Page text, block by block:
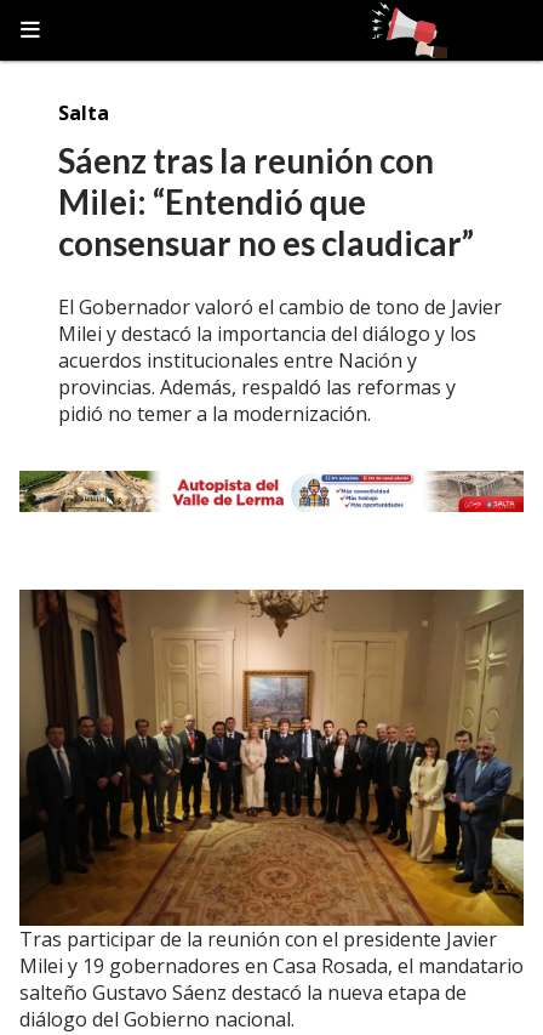
Sáenz tras la reunión con
Milei: “Entendió que
consensuar no es claudicar”
El Gobernador valoró el cambio de tono de Javier
Milei y destacó la importancia del diálogo y los
acuerdos institucionales entre Nación y
provincias. Además, respaldó las reformas y
pidió no temer a la modernización.
Salta
Tras participar de la reunión con el presidente Javier
Milei y 19 gobernadores en Casa Rosada, el mandatario
salteño Gustavo Sáenz destacó la nueva etapa de
diálogo del Gobierno nacional.